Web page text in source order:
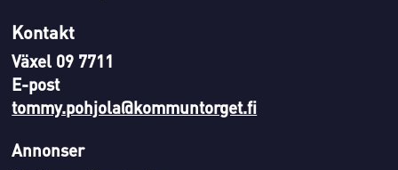
Kontakt
Växel 09 7711
E-post
tommy.pohjola@kommuntorget.fi
Annonser